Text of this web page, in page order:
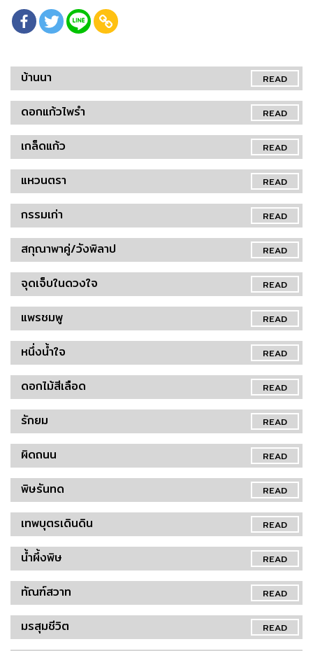
READ
บ้านนา
READ
ดอกแก้วไพรำ
READ
เกล็ดแก้ว
READ
แหวนตรา
READ
กรรมเก่า
READ
สกุณาพาคู่/วังพิลาป
READ
จุดเจ็บในดวงใจ
READ
แพรชมพู
READ
หนึ่งน้ำใจ
READ
ดอกไม้สีเลือด
READ
รักยม
READ
ผิดถนน
READ
พิษรันทด
READ
เทพบุตรเดินดิน
READ
น้ำผึ้งพิษ
READ
ทัณฑ์สวาท
READ
มรสุมชีวิต